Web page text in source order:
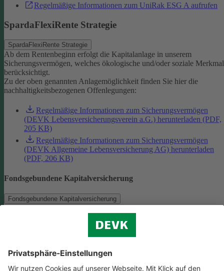
Regelmäßige Informationen zum UniRak ESG A aufrufen
SpardaFlexiRente Strategie
SpardaFlexiRente Strategie
Ab dem Rentenbeginn erfolgt die Kapitalanlage in unserem
Sicherungsvermögen, welches ökologische und/oder soziale
berücksichtigt.
Zu der oben genannten Anlagemöglichkeit finden Sie hier die
nachhaltigkeitsbezogenen Offenlegungen:
Regelmäßige Informationen zum Sicherungsvermögen
(DEVK Lebensversicherungsverein a.G.) herunterladen (PDF,
205 KB)
Regelmäßige Informationen zum Sicherungsvermögen
(DEVK Allgemeine Lebensversicherung AG) herunterladen
(PDF, 206 KB)
Fondsgebundene Kapitalversicherung
Fondsgebundene Kapitalversicherung
Als Anlagemöglichkeit mit ökologischen und/oder sozialen
Zu der oben genannten Anlagemöglichkeit finden Sie hier die
nachhaltigkeitsbezogenen Offenlegungen: